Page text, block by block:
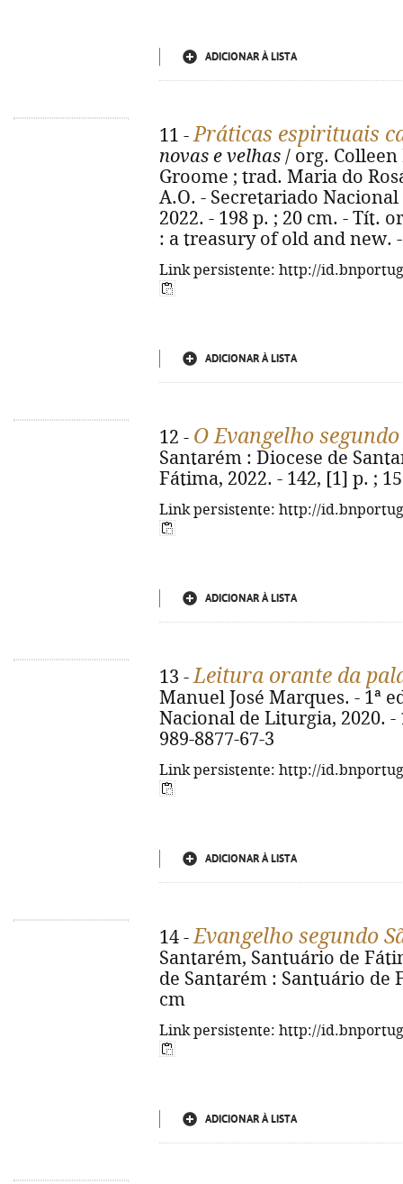
ADICIONAR À LISTA
11 -Práticas espirituais
novas e velhas / org.
Groome ; trad. Maria do
A.O. - Secretariado
2022. - 198 p. ; 20 cm. - Tít.
: a treasury of old and new. -
Link persistente: http://
ADICIONAR À LISTA
12 - O Evangelho
Santarém : Diocese de
Fátima, 2022. - 142, [1] p. ;
Link persistente: http://
ADICIONAR À LISTA
13 -Leitura orante da
Manuel José Marques. - 1ª
Nacional de Liturgia, 2020. -
989-8877-67-3
Link persistente: http://
ADICIONAR À LISTA
14 -Evangelho segundo
Santarém, Santuário de
de Santarém : Santuário de
cm
Link persistente: http://
ADICIONAR À LISTA